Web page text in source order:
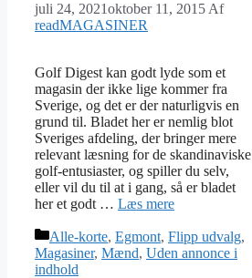
juli 24, 2021oktober 11, 2015 Af
readMAGASINER
Golf Digest kan godt lyde som et
magasin der ikke lige kommer fra
Sverige, og det er der naturligvis en
grund til. Bladet her er nemlig blot
Sveriges afdeling, der bringer mere
relevant læsning for de skandinaviske
golf-entusiaster, og spiller du selv,
eller vil du til at i gang, så er bladet
her et godt … Læs mere
Kategorier
Alle-korte, Egmont, Flipp udvalg,
Magasiner, Mænd, Uden annonce i
indhold